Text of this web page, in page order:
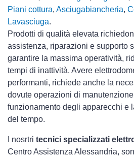
Piani cottura, Asciugabiancheria,
Lavasciuga.
Prodotti di qualità elevata
assistenza, riparazioni e supporto
garantire la massima operatività,
tempi di inattività. Avere
performanti, richiede anche la
dovute operazioni di
funzionamento degli apparecchi e
del tempo.
I nosrtri tecnici specializzati
Centro Assistenza Alessandria,